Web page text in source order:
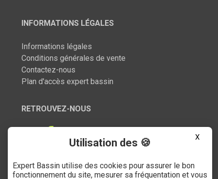
INFORMATIONS LÉGALES
Informations légales
Conditions générales de vente
Contactez-nous
Plan d'accès expert bassin
RETROUVEZ-NOUS
SERVICE CLIENT
X
Utilisation des 🍪
Expert Bassin utilise des cookies pour assurer le bon
fonctionnement du site, mesurer sa fréquentation et vous